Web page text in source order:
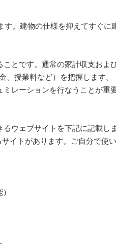
。建物の仕様を抑えてすぐに
とです。通常の家計収支およ
授業料など）を把握します。
ーションを行なうことが重要
ウェブサイトを下記に記載し
イトがあります。ご自分で使